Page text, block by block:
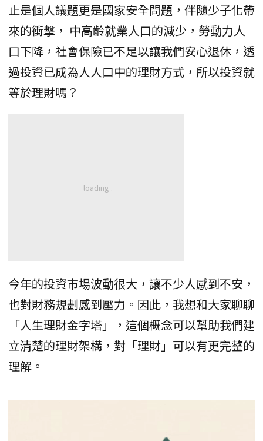
止是個人議題更是國家安全問題，伴隨少子化帶
來的衝擊， 中高齡就業人口的減少，勞動力人
口下降，社會保險已不足以讓我們安心退休，透
過投資已成為人人口中的理財方式，所以投資就
等於理財嗎？
今年的投資市場波動很大，讓不少人感到不安，
也對財務規劃感到壓力。因此，我想和大家聊聊
「人生理財金字塔」，這個概念可以幫助我們建
立清楚的理財架構，對「理財」可以有更完整的
理解。